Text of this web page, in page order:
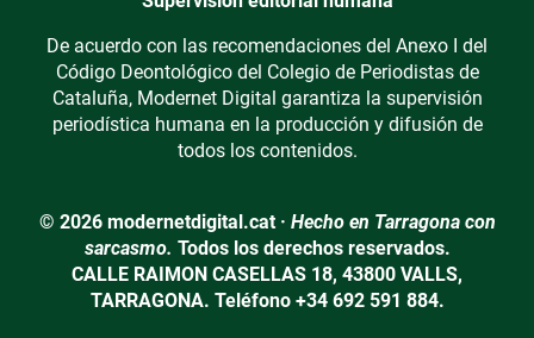
De acuerdo con las recomendaciones del Anexo I del
Código Deontológico del Colegio de Periodistas de
Cataluña, Modernet Digital garantiza la supervisión
periodística humana en la producción y difusión de
todos los contenidos.
© 2026 modernetdigital.cat · Hecho en Tarragona con
sarcasmo. Todos los derechos reservados.
CALLE RAIMON CASELLAS 18, 43800 VALLS,
TARRAGONA. Teléfono +34 692 591 884.